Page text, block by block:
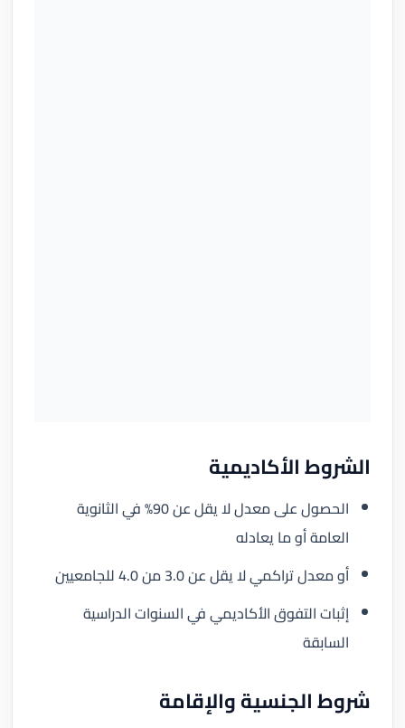
الشروط الأكاديمية
الحصول على معدل لا يقل عن 90% في الثانوية
العامة أو ما يعادله
أو معدل تراكمي لا يقل عن 3.0 من 4.0 للجامعيين
إثبات التفوق الأكاديمي في السنوات الدراسية
السابقة
شروط الجنسية والإقامة